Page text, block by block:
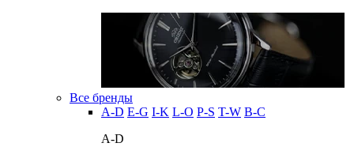
Все бренды
A-D E-G I-K L-O P-S T-W В-С
A-D